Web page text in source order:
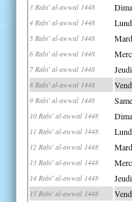
3 Rabi' al-awwal 1448
4 Rabi' al-awwal 1448
5 Rabi' al-awwal 1448
6 Rabi' al-awwal 1448
7 Rabi' al-awwal 1448
8 Rabi' al-awwal 1448
9 Rabi' al-awwal 1448
10 Rabi' al-awwal 1448
11 Rabi' al-awwal 1448
12 Rabi' al-awwal 1448
13 Rabi' al-awwal 1448
14 Rabi' al-awwal 1448
15 Rabi' al-awwal 1448